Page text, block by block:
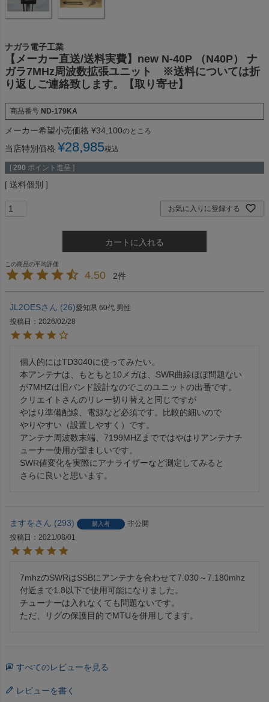
ナガラ電子工業
【メーカー直送/送料実費】new N-40P （N40P） ナ
ガラ7MHz周波数拡張ユニット ※送料については折
り返しご連絡致します。【取り寄せ】
商品番号 ND-179KA
メーカー希望小売価格 ¥34,100のところ
当店特別価格 ¥28,985税込
[ 290 ポイント進呈 ]
送料個別
お気に入りに登録する
カートに入れる
4.50 2
JL2OES 26 愛知県 60代 男性
投稿日
2026/02/28
個人的にはTD3040に使ってみたい。
本アンテナは、もともと10メガは、SWR曲線ほぼ問題ない
が7MHZは旧バンド設計なのでこのユニットの出番です。
クリエイトさんのリレー切り替えと同じですが
やはり準備配線、電源など必須です。比較的細いので
やりやすい（設置しやすく）です。
アンテナ周波数末端、7199MHZまでではやはりアンテナチ
ューナー使用が望ましいです。
SWR値変化を実際にアナライザーなど測定してみると
さらに良いと思います。
ますを 293 購入者
非公開
投稿日
2021/08/01
7mhzのSWRはSSBにアンテナを合わせて7.030～7.180mhz
付近まで1.8以下で使用可能になりました。
チューナーは入れなくても問題ないです。
すべてのレビューを見る
レビューを書く